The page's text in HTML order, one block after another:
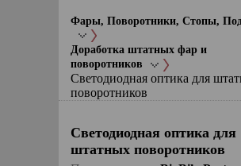
Фары, Поворотники, Стопы,
Доработка штатных фар и
поворотников
Светодиодная оптика для
поворотников
Светодиодная оптика для
штатных поворотников